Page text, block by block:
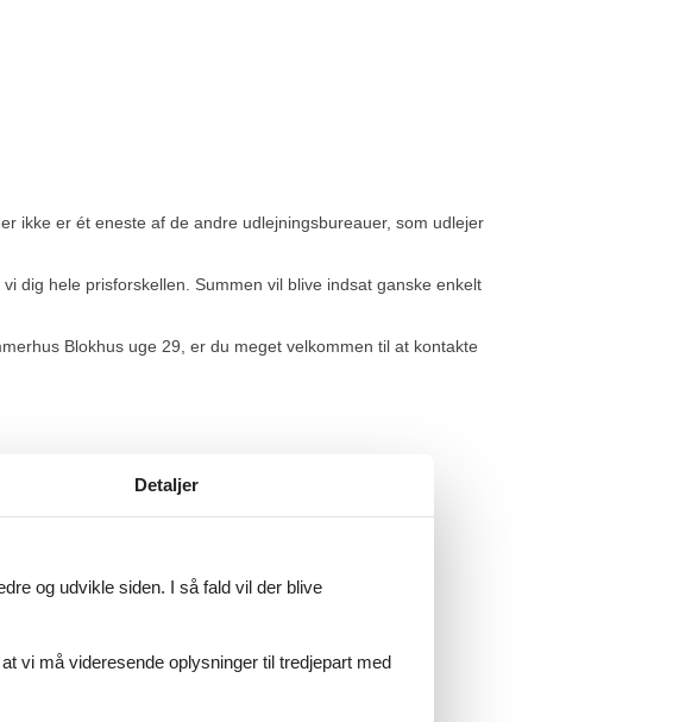
ikke er ét eneste af de andre udlejningsbureauer, som udlejer
dig hele prisforskellen. Summen vil blive indsat ganske enkelt
Blokhus uge 29, er du meget velkommen til at kontakte
forløbet forbilledligt. I tiden fra den første booking
mine ønsker, der har været ret kræsne. Meget
og en super service!
Detaljer
og udvikle siden. I så fald vil der blive
vi må videresende oplysninger til tredjepart med